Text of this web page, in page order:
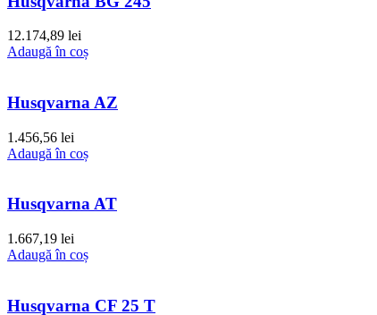
12.174,89 lei
Adaugă în coș
Husqvarna AZ
1.456,56 lei
Adaugă în coș
Husqvarna AT
1.667,19 lei
Adaugă în coș
Husqvarna CF 25 T